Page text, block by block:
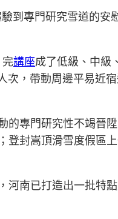
到專門研究雪道的安
完講座成了低級、中級
，帶動周邊平易近
專門研究性不竭晉
封嵩頂滑雪度假區
河南已打造出一批特